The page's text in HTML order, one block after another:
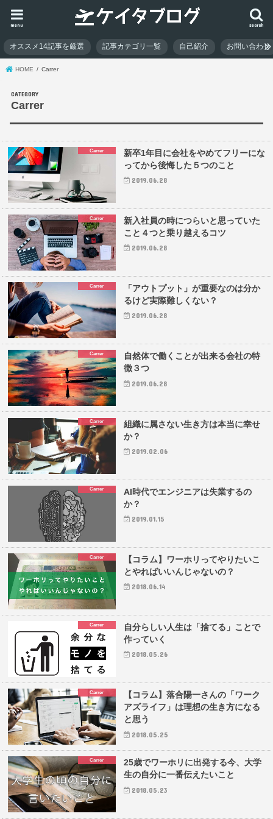
search
menu
オススメ14記事を厳選 記事カテゴリ一覧 自己紹介 お問い合わせ
HOME Carrer
Carrer
Carrer
新卒1年目に会社をやめてフリーにな
ってから後悔した５つのこと
2019.06.28
Carrer
新入社員の時につらいと思っていた
こと４つと乗り越えるコツ
2019.06.28
Carrer
「アウトプット」が重要なのは分か
るけど実際難しくない？
2019.06.28
Carrer
自然体で働くことが出来る会社の特
徴３つ
2019.06.28
Carrer
組織に属さない生き方は本当に幸せ
か？
2019.02.06
Carrer
AI時代でエンジニアは失業するの
か？
2019.01.15
Carrer
【コラム】ワーホリってやりたいこ
とやればいいんじゃないの？
2018.06.14
Carrer
自分らしい人生は「捨てる」ことで
作っていく
2018.05.26
Carrer
【コラム】落合陽一さんの「ワーク
アズライフ」は理想の生き方になる
と思う
2018.05.25
Carrer
25歳でワーホリに出発する今、大学
生の自分に一番伝えたいこと
2018.05.23